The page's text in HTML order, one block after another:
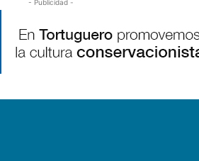
- Publicidad -